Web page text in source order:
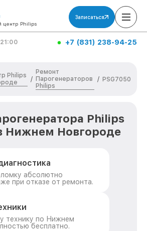
Philips
Записаться
21:00 +7 (831) 238-94-25
Philips
/
Ремонт
Парогенераторов
Philips
/ PSG7050
Philips
Нижнем Новгороде
абсолютно
при отказе от ремонта.
технику по Нижнем
бесплатно.